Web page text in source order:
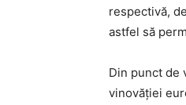
respectivă,
astfel să
Din punct de
vinovăției